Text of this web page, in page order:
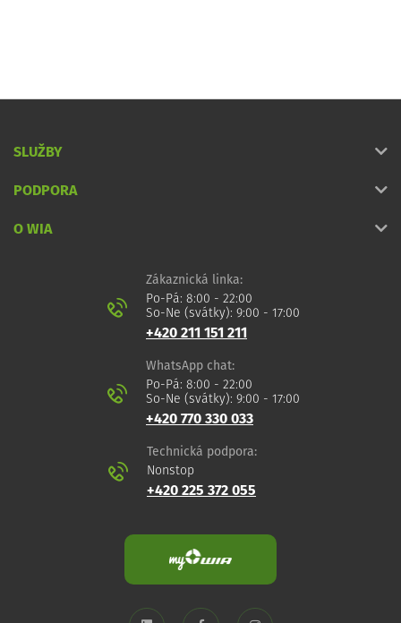
SLUŽBY
PODPORA
O WIA
Zákaznická linka:
Po-Pá: 8:00 - 22:00
So-Ne (svátky): 9:00 - 17:00
+420 211 151 211
WhatsApp chat:
Po-Pá: 8:00 - 22:00
So-Ne (svátky): 9:00 - 17:00
+420 770 330 033
Technická podpora:
Nonstop
+420 225 372 055